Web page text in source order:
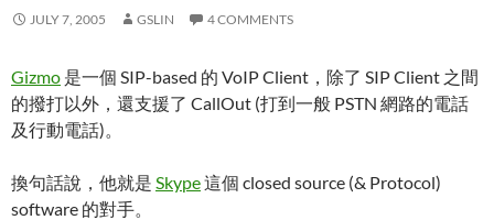
JULY 7, 2005 GSLIN 4 COMMENTS
Gizmo 是一個 SIP-based 的 VoIP Client，除了 SIP Client 之間
的撥打以外，還支援了 CallOut (打到一般 PSTN 網路的電話
及行動電話)。
換句話說，他就是 Skype這個 closed source (& Protocol)
software 的對手。